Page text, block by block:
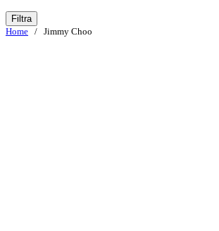
era:
Filtra
Home / Jimmy Choo